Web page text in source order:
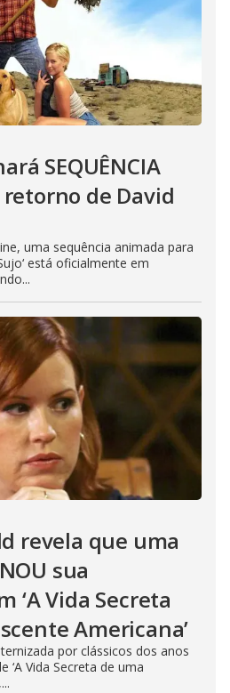
SEQUÊNCIA
de David
uma sequência animada para
está oficialmente em
revela que uma
sua
‘A Vida Secreta
Americana’
por clássicos dos anos
‘A Vida Secreta de uma